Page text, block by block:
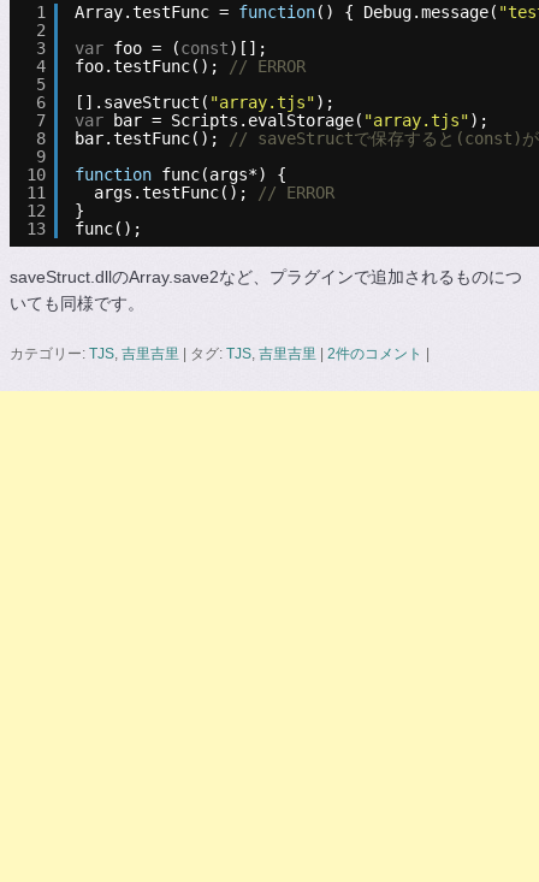
1
2
3
4
5
6
7
8
9
10
11
12
13
Array.testFunc = function() { Debug.message(
var foo = (const)[];
foo.testFunc();
// ERROR
[].saveStruct( "array.tjs");
var bar = Scripts.evalStorage( "array.tjs");
bar.testFunc();
// saveStructで保存すると(const)が
function func(args*) {
args.testFunc();
// ERROR
}
func();
saveStruct.dllのArray.save2など、プラグインで追加されるものにつ
いても同様です。
カテゴリー: TJS 吉里吉里 | タグ: TJS 吉里吉里 | 2件のコメント |